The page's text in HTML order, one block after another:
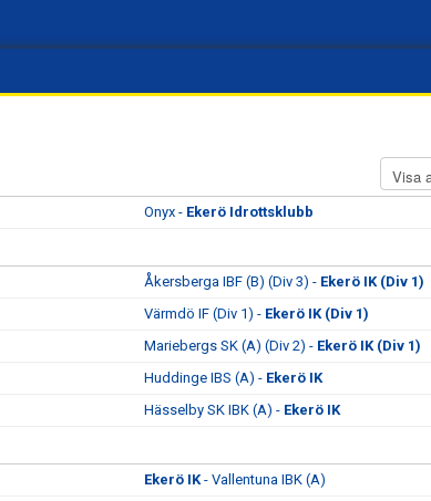
Onyx - Ekerö Idrottsklubb
Åkersberga IBF (B) (Div 3) - Ekerö IK (Div 1)
Värmdö IF (Div 1) - Ekerö IK (Div 1)
Mariebergs SK (A) (Div 2) - Ekerö IK (Div 1)
Huddinge IBS (A) - Ekerö IK
Hässelby SK IBK (A) - Ekerö IK
Ekerö IK- Vallentuna IBK (A)